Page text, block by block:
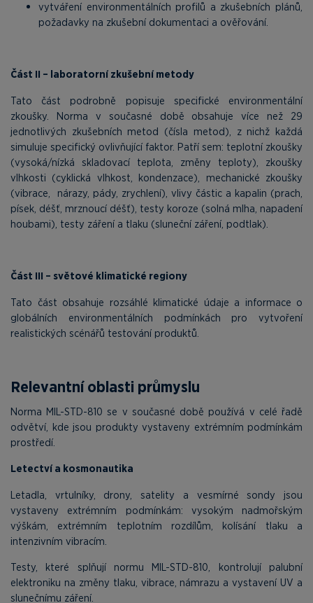
vytváření environmentálních profilů a zkušebních plánů,
požadavky na zkušební dokumentaci a ověřování.
Část II – laboratorní zkušební metody
Tato část podrobně popisuje specifické environmentální
zkoušky. Norma v současné době obsahuje více než 29
jednotlivých zkušebních metod (čísla metod), z nichž každá
simuluje specifický ovlivňující faktor. Patří sem: teplotní zkoušky
(vysoká/nízká skladovací teplota, změny teploty), zkoušky
vlhkosti (cyklická vlhkost, kondenzace), mechanické zkoušky
(vibrace, nárazy, pády, zrychlení), vlivy částic a kapalin (prach,
písek, déšť, mrznoucí déšť), testy koroze (solná mlha, napadení
houbami), testy záření a tlaku (sluneční záření, podtlak).
Část III – světové klimatické regiony
Tato část obsahuje rozsáhlé klimatické údaje a informace o
globálních environmentálních podmínkách pro vytvoření
realistických scénářů testování produktů.
Relevantní oblasti průmyslu
Norma MIL-STD-810 se v současné době používá v celé řadě
odvětví, kde jsou produkty vystaveny extrémním podmínkám
prostředí.
Letectví a kosmonautika
Letadla, vrtulníky, drony, satelity a vesmírné sondy jsou
vystaveny extrémním podmínkám: vysokým nadmořským
výškám, extrémním teplotním rozdílům, kolísání tlaku a
intenzivním vibracím.
Testy, které splňují normu MIL-STD-810, kontrolují palubní
elektroniku na změny tlaku, vibrace, námrazu a vystavení UV a
slunečnímu záření.